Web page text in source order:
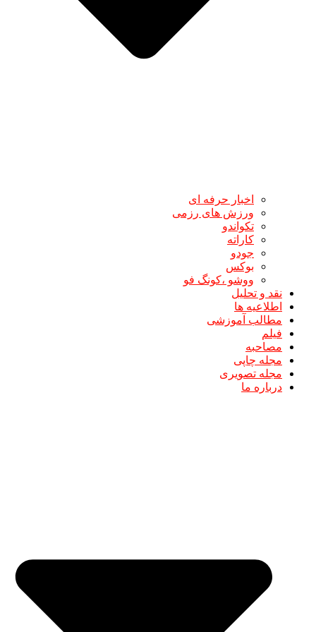
اخبار حرفه ای
ورزش های رزمی
تکواندو
کاراته
جودو
بوکس
ووشو ،کونگ فو
نقد و تحلیل
اطلاعیه ها
مطالب آموزشی
فیلم
مصاحبه
مجله چاپی
مجله تصویری
درباره ما